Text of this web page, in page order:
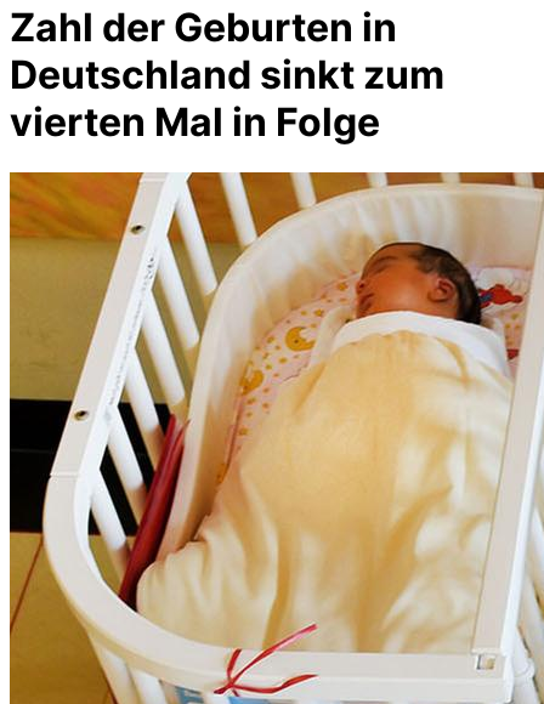
Zahl der Geburten in
Deutschland sinkt zum
vierten Mal in Folge